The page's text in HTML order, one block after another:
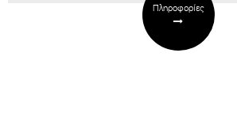
Πληροφορίες